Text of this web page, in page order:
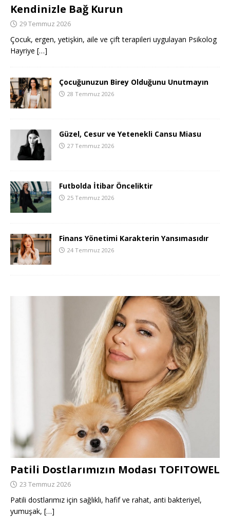
Kendinizle Bağ Kurun
29 Temmuz 2026
Çocuk, ergen, yetişkin, aile ve çift terapileri uygulayan Psikolog
Hayriye […]
Çocuğunuzun Birey Olduğunu Unutmayın
28 Temmuz 2026
Güzel, Cesur ve Yetenekli Cansu Miasu
27 Temmuz 2026
Futbolda İtibar Önceliktir
25 Temmuz 2026
Finans Yönetimi Karakterin Yansımasıdır
24 Temmuz 2026
Patili Dostlarımızın Modası TOFITOWEL
23 Temmuz 2026
Patili dostlarımız için sağlıklı, hafif ve rahat, anti bakteriyel,
yumuşak, […]